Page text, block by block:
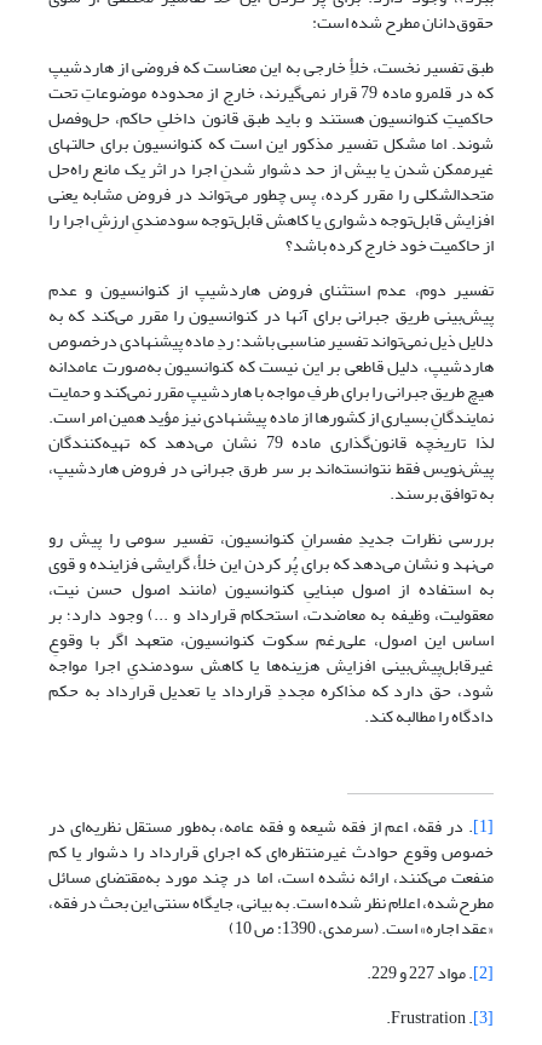
حقوق‌دانان مطرح شده است:
طبق تفسیر نخست، خلأِ خارجی به این معناست که فروضی از هاردشیپ
که در قلمرو ماده 79 قرار نمی‌گیرند، خارج از محدوده موضوعاتِ تحت
حاکمیتِ کنوانسیون هستند و باید طبق قانون داخلیِ حاکم، حل‌وفصل
شوند. اما مشکل تفسیر مذکور این است که کنوانسیون برای حالتهای
غیرممکن شدن یا بیش از حد دشوار شدنِ اجرا در اثر یک مانع راه‌حل
متحدالشکلی را مقرر کرده، پس چطور می‌تواند در فروض مشابه یعنی
افزایش قابل‌توجه دشواری یا کاهش قابل‌توجه سودمندیِ ارزشِ اجرا را
از حاکمیت خود خارج کرده باشد؟
تفسیر دوم، عدم استثنای فروض هاردشیپ از کنوانسیون و عدم
پیش‌بینی طریق جبرانی برای آنها در کنوانسیون را مقرر می‌کند که به
دلایل ذیل نمی‌تواند تفسیر مناسبی باشد: ردِ ماده پیشنهادی درخصوص
هاردشیپ، دلیل قاطعی بر این نیست که کنوانسیون به‌صورت عامدانه
هیچ طریق جبرانی‌ را برای طرفِ مواجه با هاردشیپ مقرر نمی‌کند و حمایت
نمایندگانِ بسیاری از کشورها از ماده پیشنهادی نیز مؤید همین امر است.
لذا تاریخچه قانون‌گذاری ماده 79 نشان می‌دهد که تهیه‌کنندگان
پیش‌نویس فقط نتوانسته‌اند بر سر طرق جبرانی در فروض هاردشیپ،
به توافق برسند.
بررسی نظرات جدیدِ مفسرانِ کنوانسیون، تفسیر سومی را پیش رو
می‌نهد و نشان می‌دهد که برای پُر کردن این خلأ، گرایشی فزاینده و قوی
به استفاده از اصول مبناییِ کنوانسیون (مانند اصول حسن نیت،
معقولیت، وظیفه به معاضدت، استحکام قرارداد و ...) وجود دارد؛ بر
اساس این اصول، علی‌رغم سکوت کنوانسیون، متعهد اگر با وقوعِ
غیرقابل‌پیش‌بینی افزایش هزینه‌ها یا کاهش سودمندیِ اجرا مواجه
شود، حق دارد که مذاکره مجددِ قرارداد یا تعدیل قرارداد به حکم
دادگاه را مطالبه کند.
[1] . در فقه، اعم از فقه شیعه و فقه عامه، به‌طور مستقل نظریه‌ای در
خصوص وقوع حوادث غیرمنتظره‌ای که اجرای قرارداد را دشوار یا کم
منفعت می‌کنند، ارائه نشده است، اما در چند مورد به‌مقتضای مسائل
مطرح‌شده، اعلام نظر شده است. به بیانی، جایگاه سنتی این بحث در فقه،
«عقد اجاره» است. (سرمدی، 1390: ص 10)
[2] . مواد 227 و 229.
[3]
. Frustration.